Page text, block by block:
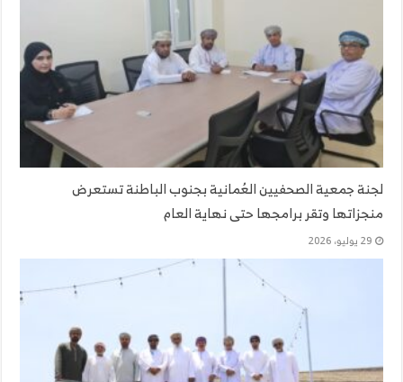
لجنة جمعية الصحفيين العُمانية بجنوب الباطنة تستعرض
منجزاتها وتقر برامجها حتى نهاية العام
29 يوليو، 2026